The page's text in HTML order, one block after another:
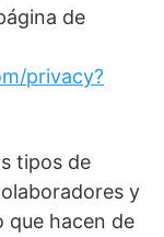
de
privacy?
tipos de
y
que hacen de